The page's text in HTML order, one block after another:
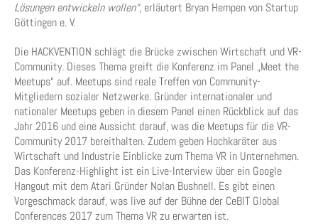
Lösungen entwickeln wollen“, erläutert Bryan Hempen von Startup
Göttingen e. V.
Die HACKVENTION schlägt die Brücke zwischen Wirtschaft und VR-
Community. Dieses Thema greift die Konferenz im Panel „Meet the
Meetups“ auf. Meetups sind reale Treffen von Community-
Mitgliedern sozialer Netzwerke. Gründer internationaler und
nationaler Meetups geben in diesem Panel einen Rückblick auf das
Jahr 2016 und eine Aussicht darauf, was die Meetups für die VR-
Community 2017 bereithalten. Zudem geben Hochkaräter aus
Wirtschaft und Industrie Einblicke zum Thema VR in Unternehmen.
Das Konferenz-Highlight ist ein Live-Interview über ein Google
Hangout mit dem Atari Gründer Nolan Bushnell. Es gibt einen
Vorgeschmack darauf, was live auf der Bühne der CeBIT Global
Conferences 2017 zum Thema VR zu erwarten ist.